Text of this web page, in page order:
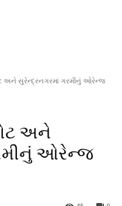
અને સુરેન્દ્રનગરમાં ગરમીનું ઓરેન્જ
અને
ઓરેન્જ